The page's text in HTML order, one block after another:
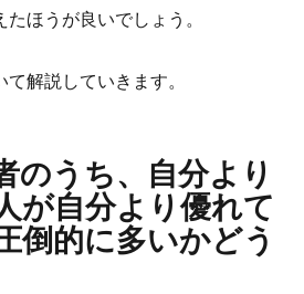
ほうが良いでしょう。
解説していきます。
のうち、自分より
が自分より優れて
倒的に多いかどう